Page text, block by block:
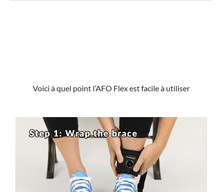
Voici à quel point l’AFO Flex est facile à utiliser